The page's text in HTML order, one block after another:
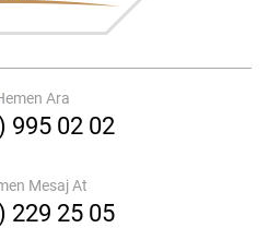
Ara
995 02 02
Mesaj At
229 25 05